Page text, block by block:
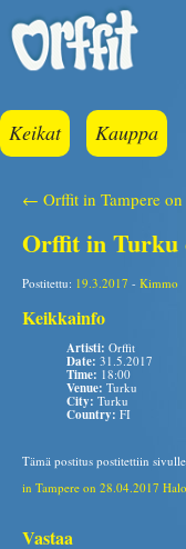
Keikat Kauppa
← Orffit in Tampere on
Orffit in Turku
Postitettu: 19.3.2017 - Kimmo
Keikkainfo
Artisti: Orffit
Date: 31.5.2017
Time: 18:00
Venue: Turku
City: Turku
Country: FI
Tämä postitus postitettiin sivulle
in Tampere on 28.04.2017
Vastaa